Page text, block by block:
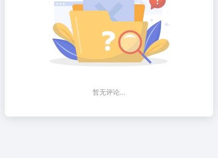
暂无评论...